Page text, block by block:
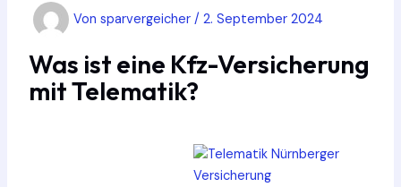
Von sparvergeicher / 2. September 2024
Was ist eine Kfz-Versicherung
mit Telematik?